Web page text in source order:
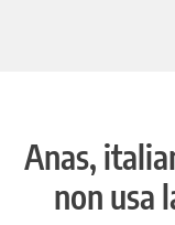
Anas,
non usa